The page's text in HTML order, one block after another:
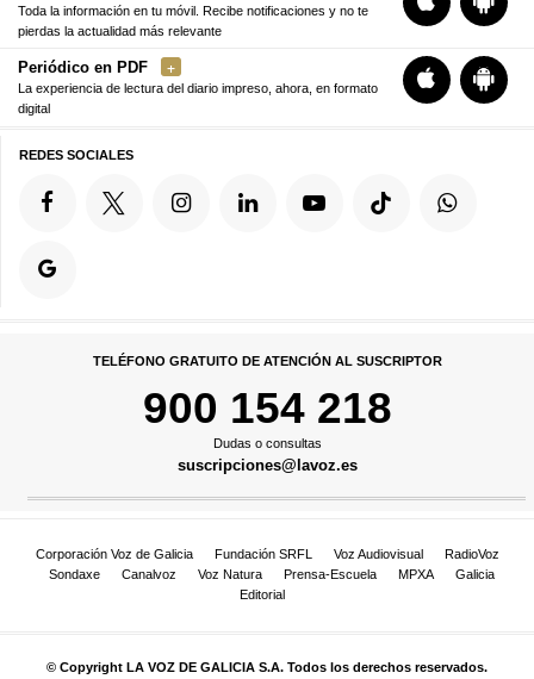
Toda la información en tu móvil. Recibe notificaciones y no te
pierdas la actualidad más relevante
Periódico en PDF
La experiencia de lectura del diario impreso, ahora, en formato
digital
REDES SOCIALES
TELÉFONO GRATUITO DE ATENCIÓN AL SUSCRIPTOR
900 154 218
Dudas o consultas
suscripciones@lavoz.es
Corporación Voz de Galicia Fundación SRFL Voz Audiovisual
RadioVoz
Sondaxe
Canalvoz Voz Natura Prensa-Escuela MPXA
Galicia
Editorial
© Copyright LA VOZ DE GALICIA S.A. Todos los derechos reservados.